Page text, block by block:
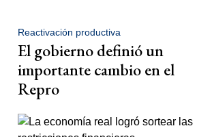
Reactivación productiva
El gobierno definió un
importante cambio en el
Repro